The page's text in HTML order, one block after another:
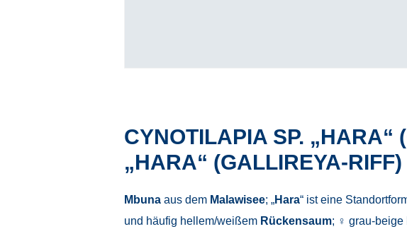
CYNOTILAPIA SP. „HARA“
„HARA“ (GALLIREYA-RIFF)
Mbunaaus dem Malawisee; „Hara“ ist eine
und häufig hellem/weißem Rückensaum; ♀ grau-beige